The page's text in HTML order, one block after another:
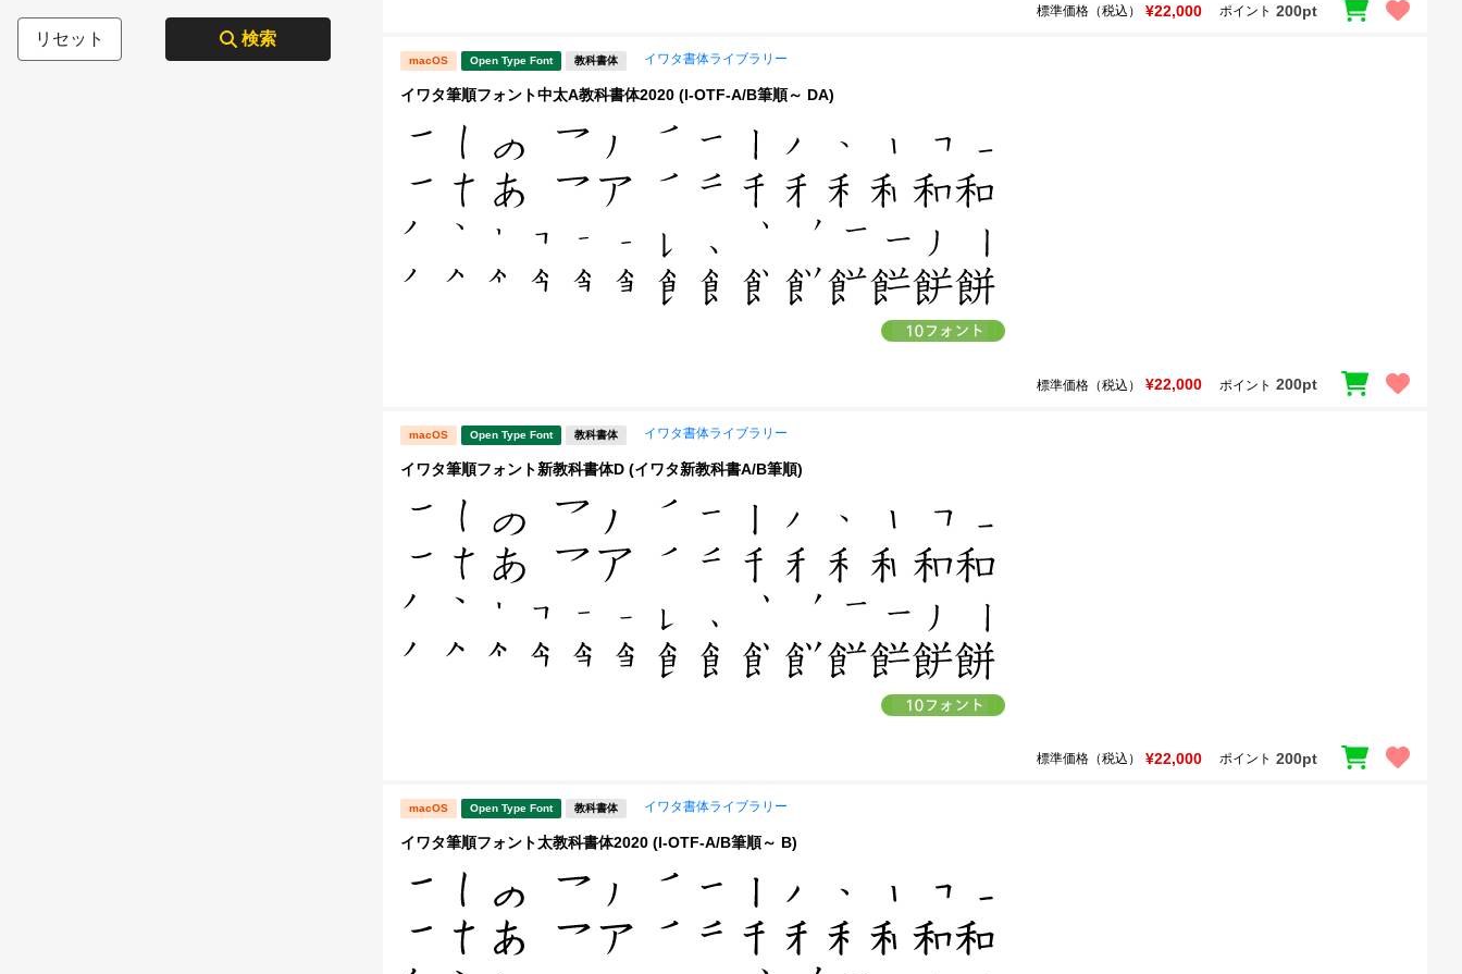
リセット 検索
標準価格（税込） ¥22,000 ポイント 200pt
macOS Open Type Font 教科書体 イワタ書体ライブラリー
イワタ筆順フォント中太A教科書体2020 (I-OTF-A/B筆順～ DA)
標準価格（税込） ¥22,000 ポイント 200pt
macOS Open Type Font 教科書体 イワタ書体ライブラリー
イワタ筆順フォント新教科書体D (イワタ新教科書A/B筆順)
標準価格（税込） ¥22,000 ポイント 200pt
macOS Open Type Font 教科書体 イワタ書体ライブラリー
イワタ筆順フォント太教科書体2020 (I-OTF-A/B筆順～ B)